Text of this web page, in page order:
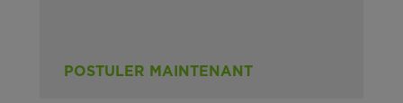
POSTULER MAINTENANT